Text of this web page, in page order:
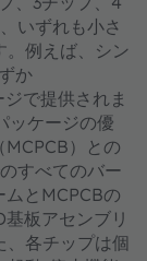
いずれも小さ
。例えば、シン
か
で提供されま
ッケージの優
）との
すべてのバー
とMCPCBの
板アセンブリ
、各チップは個